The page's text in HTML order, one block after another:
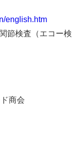
english.htm
節検査（エコー検
商会